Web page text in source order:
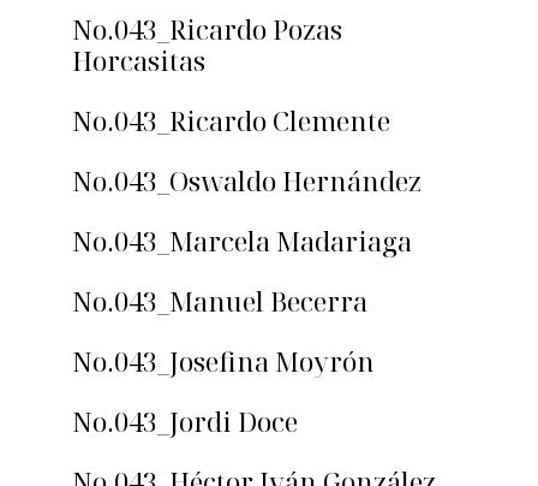
No.043_Ricardo Pozas
Horcasitas
No.043_Ricardo Clemente
No.043_Oswaldo Hernández
No.043_Marcela Madariaga
No.043_Manuel Becerra
No.043_Josefina Moyrón
No.043_Jordi Doce